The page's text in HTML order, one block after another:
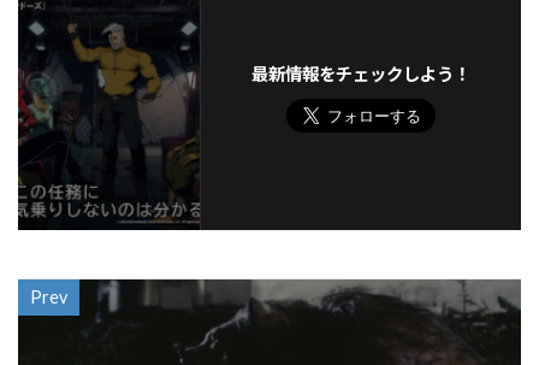
最新情報をチェックしよう！
Prev